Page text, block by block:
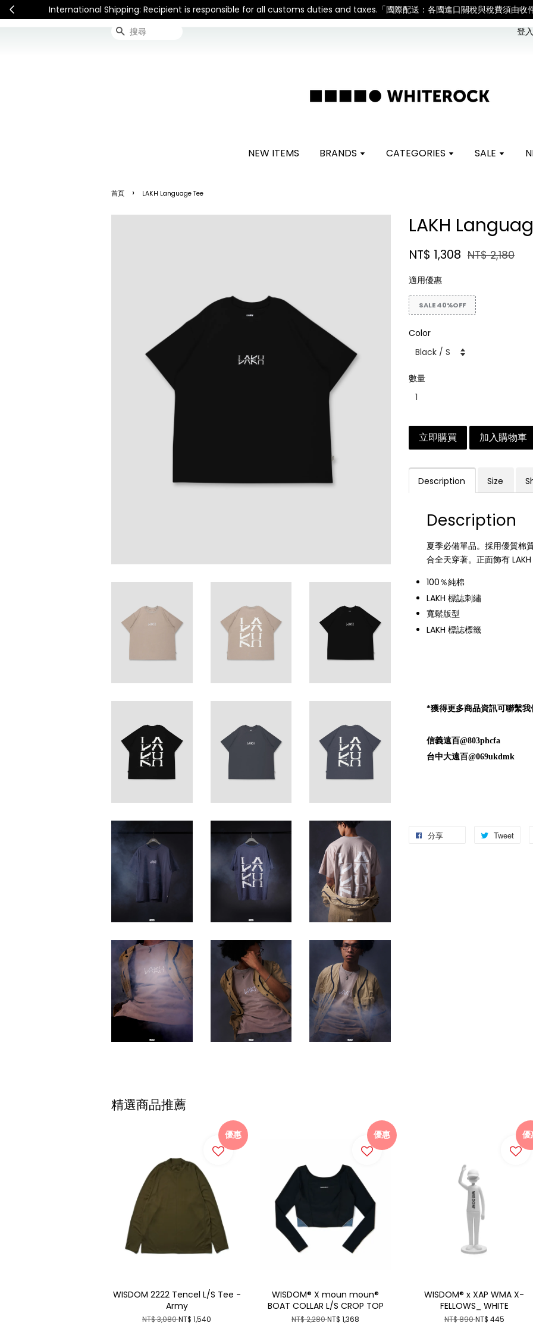
International Shipping: Recipient is responsible for all customs duties and taxes.「國際配送：各國進口關稅與稅費須由收件
搜尋 登
NEW ITEMS BRANDS CATEGORIES SALE
首頁 › LAKH Language Tee
LAKH
NT$ 1,308 NT$ 2,180
適用優惠
SALE 40%OFF
Color
數量
立即購買 加入購物車
Description Size
Description
夏季必備單品。採用優質棉
合全天穿著。正面飾有
100％純棉
LAKH 標誌刺繡
寬鬆版型
LAKH 標誌標籤
*獲得更多商品資訊可聯繫
信義遠百@803phcfa
台中大遠百@069ukdmk
分享 Tweet
精選商品推薦
優惠
WISDOM 2222 Tencel L/S Tee -
Army
NT$ 3,080NT$ 1,540
優惠
WISDOM® X moun moun®
BOAT COLLAR L/S CROP TOP
NT$ 2,280NT$ 1,368
優
WISDOM® x XAP WMA X-
FELLOWS_ WHITE
NT$ 890NT$ 445